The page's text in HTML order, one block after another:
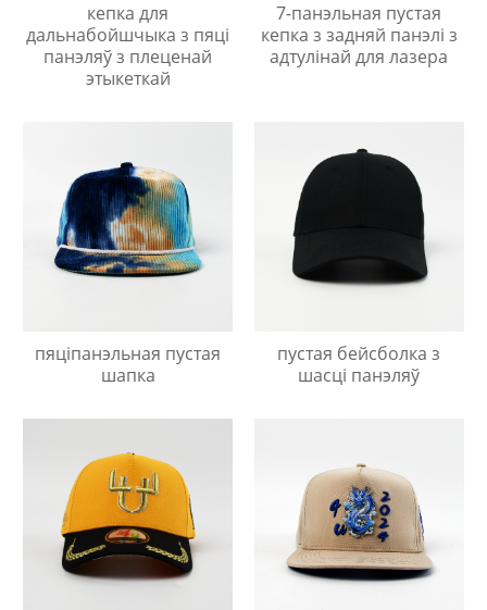
кепка для
дальнабойшчыка з пяці
панэляў з плеценай
этыкеткай
7-панэльная пустая
кепка з задняй панэлі з
адтулінай для лазера
пяціпанэльная пустая
шапка
пустая бейсболка з
шасці панэляў